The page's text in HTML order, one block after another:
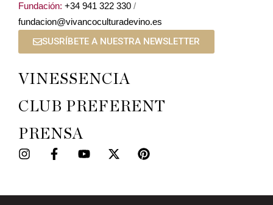
Fundación: +34 941 322 330 /
fundacion@vivancoculturadevino.es
SUSRÍBETE A NUESTRA NEWSLETTER
VINESSENCIA
CLUB PREFERENT
PRENSA